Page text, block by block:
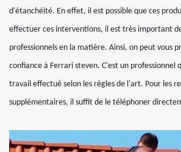
d'étanchéité. En effet, il est possible que ces
effectuer ces interventions, il est très important
professionnels en la matière. Ainsi, on peut vous
confiance à Ferrari steven. C'est un professionnel
travail effectué selon les règles de l'art. Pour les
supplémentaires, il suffit de le téléphoner